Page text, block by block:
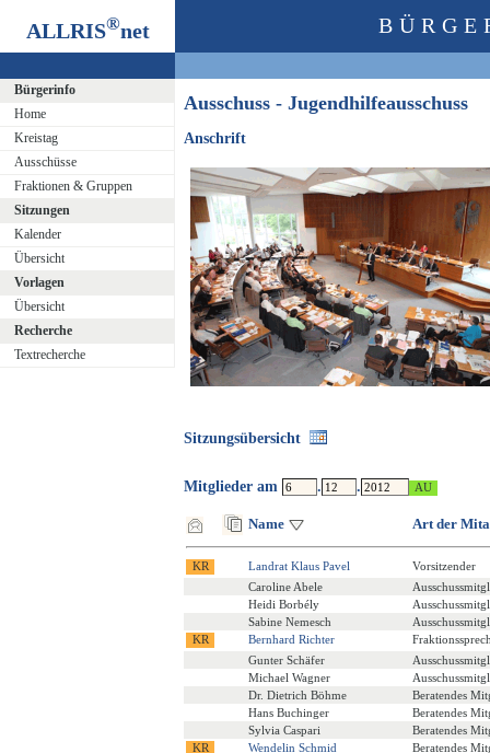
ALLRIS®net
Bürgerinfo
Home
Kreistag
Ausschüsse
Fraktionen & Gruppen
Sitzungen
Kalender
Übersicht
Vorlagen
Übersicht
Recherche
Textrecherche
Ausschuss - Jugendhilfeausschuss
Anschrift
Sitzungsübersicht
Mitglieder am . .
Name Art der
Landrat Klaus Pavel
Vorsitzender
Caroline Abele
Heidi Borbély
Sabine Nemesch
Bernhard Richter
Gunter Schäfer
Michael Wagner
Dr. Dietrich Böhme
Beratendes
Hans Buchinger
Beratendes
Sylvia Caspari
Beratendes
Wendelin Schmid
Beratendes